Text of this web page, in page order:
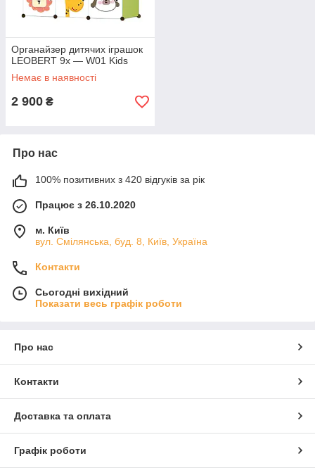
Органайзер дитячих іграшок
LEOBERT 9x — W01 Kids
Немає в наявності
2 900 ₴
Про нас
100% позитивних з 420 відгуків за рік
Працює з 26.10.2020
м. Київ
вул. Смілянська, буд. 8, Київ, Україна
Контакти
Сьогодні вихідний
Показати весь графік роботи
Про нас
Контакти
Доставка та оплата
Графік роботи